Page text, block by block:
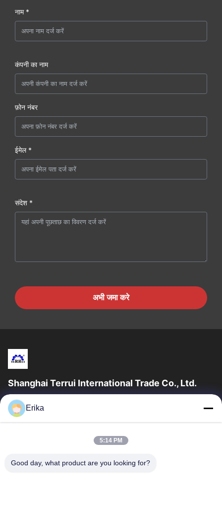
नाम *
कंपनी का नाम
फ़ोन नंबर
ईमेल *
संदेश *
अभी जमा करे
Shanghai Terrui International Trade Co., Ltd.
शंघाई टेरुई इंटरनेशनल ट्रेड कं, लिमिटेड की स्थापना 2002 में पशुधन उपकरण के
विकास, निर्माण और बिक्री में विशेषज्ञता प्राप्त थी।
त्वरित लिंक
उत्पादों
हमारे बारे में
गुणवत्ता नियंत्रण
Erika
5:14 PM
Good day, what product are you looking for?